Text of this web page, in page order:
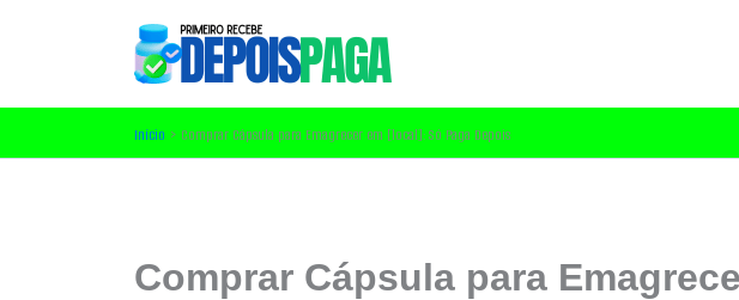
Início Comprar Cápsula para Emagrecer em [local]: Só Paga Depois
Comprar Cápsula para